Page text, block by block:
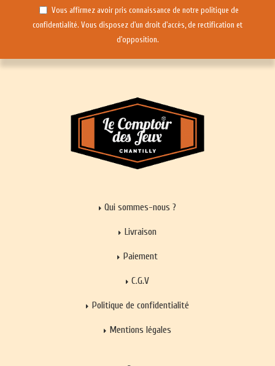
Vous affirmez avoir pris connaissance de notre politique de
confidentialité. Vous disposez d'un droit d'accès, de rectification et
d'opposition.
Qui sommes-nous ?
Livraison
Paiement
C.G.V
Politique de confidentialité
Mentions légales